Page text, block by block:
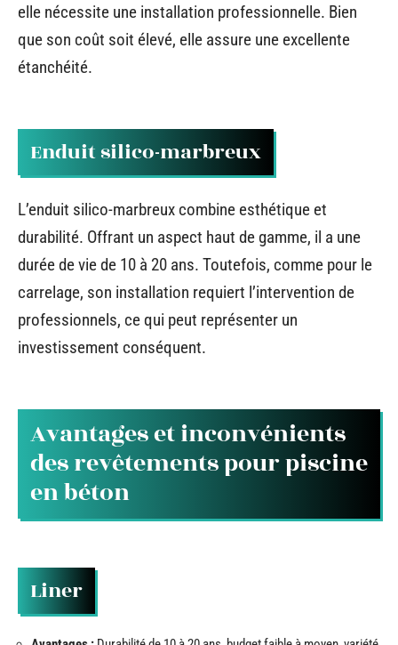
elle nécessite une installation professionnelle. Bien
que son coût soit élevé, elle assure une excellente
étanchéité.
Enduit silico-marbreux
L’enduit silico-marbreux combine esthétique et
durabilité. Offrant un aspect haut de gamme, il a une
durée de vie de 10 à 20 ans. Toutefois, comme pour le
carrelage, son installation requiert l’intervention de
professionnels, ce qui peut représenter un
investissement conséquent.
Avantages et inconvénients
des revêtements pour piscine
en béton
Liner